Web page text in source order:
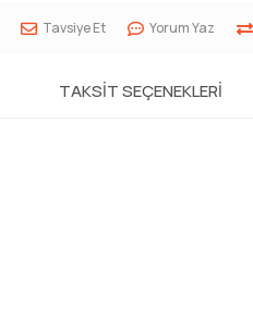
Tavsiye Et Yorum Yaz
TAKSIT SEÇENEKLERI